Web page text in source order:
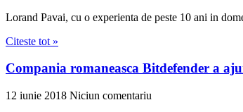
Lorand Pavai, cu o experienta de peste 10 ani in
Citeste tot »
Compania romaneasca Bitdefender a
12 iunie 2018 Niciun comentariu